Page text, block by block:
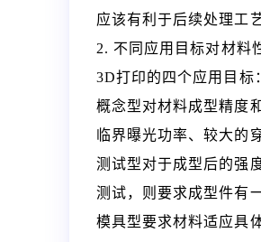
应该有利于后续处理工艺
2. 不同应用目标对材料
3D打印的四个应用目标
概念型对材料成型精度
临界曝光功率、较大的
测试型对于成型后的强
测试，则要求成型件有
模具型要求材料适应具